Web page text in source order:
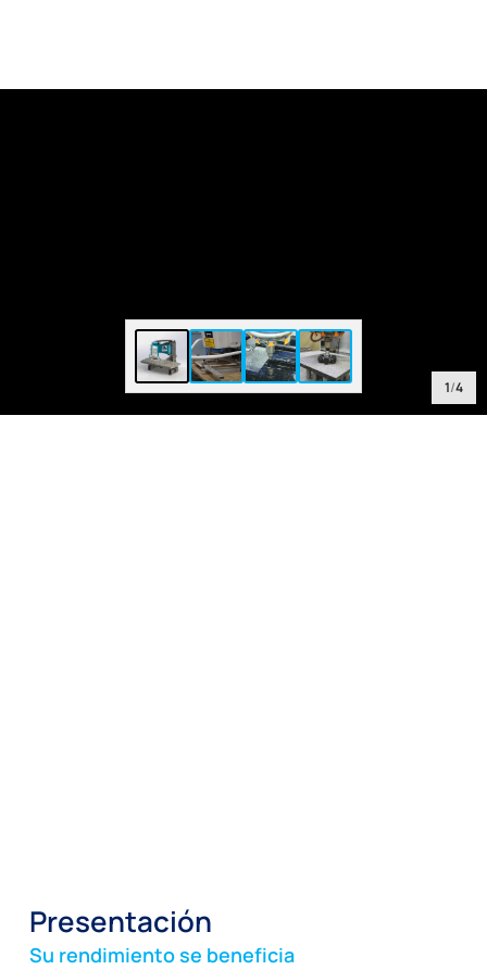
1/4
Presentación
Su rendimiento se beneficia